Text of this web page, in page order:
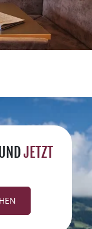
JETZT